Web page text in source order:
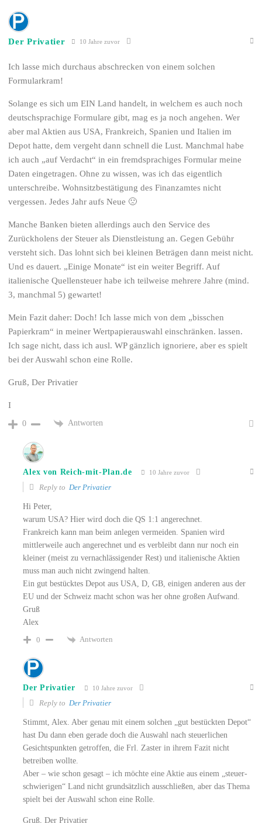
Der Privatier 10 Jahre zuvor
Ich lasse mich durchaus abschrecken von einem solchen
Formularkram!
Solange es sich um EIN Land handelt, in welchem es auch noch
deutschsprachige Formulare gibt, mag es ja noch angehen. Wer
aber mal Aktien aus USA, Frankreich, Spanien und Italien im
Depot hatte, dem vergeht dann schnell die Lust. Manchmal habe
ich auch „auf Verdacht“ in ein fremdsprachiges Formular meine
Daten eingetragen. Ohne zu wissen, was ich das eigentlich
unterschreibe. Wohnsitzbestätigung des Finanzamtes nicht
vergessen. Jedes Jahr aufs Neue 🙁
Manche Banken bieten allerdings auch den Service des
Zurückholens der Steuer als Dienstleistung an. Gegen Gebühr
versteht sich. Das lohnt sich bei kleinen Beträgen dann meist nicht.
Und es dauert. „Einige Monate“ ist ein weiter Begriff. Auf
italienische Quellensteuer habe ich teilweise mehrere Jahre (mind.
3, manchmal 5) gewartet!
Mein Fazit daher: Doch! Ich lasse mich von dem „bisschen
Papierkram“ in meiner Wertpapierauswahl einschränken. lassen.
Ich sage nicht, dass ich ausl. WP gänzlich ignoriere, aber es spielt
bei der Auswahl schon eine Rolle.
Gruß, Der Privatier
I
0 Antworten
Alex von Reich-mit-Plan.de 10 Jahre zuvor
Reply toDer Privatier
Hi Peter,
warum USA? Hier wird doch die QS 1:1 angerechnet.
Frankreich kann man beim anlegen vermeiden. Spanien wird
mittlerweile auch angerechnet und es verbleibt dann nur noch ein
kleiner (meist zu vernachlässigender Rest) und italienische Aktien
muss man auch nicht zwingend halten.
Ein gut bestücktes Depot aus USA, D, GB, einigen anderen aus der
EU und der Schweiz macht schon was her ohne großen Aufwand.
Gruß
Alex
0
Antworten
Der Privatier 10 Jahre zuvor
Reply toDer Privatier
Stimmt, Alex. Aber genau mit einem solchen „gut bestückten Depot“
hast Du dann eben gerade doch die Auswahl nach steuerlichen
Gesichtspunkten getroffen, die Frl. Zaster in ihrem Fazit nicht
betreiben wollte.
Aber – wie schon gesagt – ich möchte eine Aktie aus einem „steuer-
schwierigen“ Land nicht grundsätzlich ausschließen, aber das Thema
spielt bei der Auswahl schon eine Rolle.
Gruß, Der Privatier